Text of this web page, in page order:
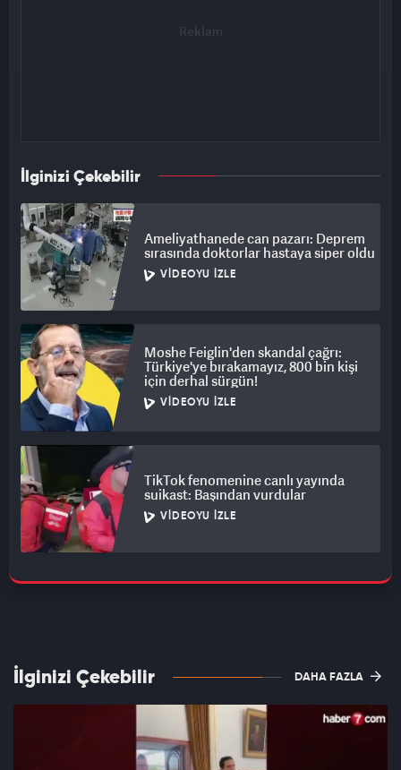
İlginizi Çekebilir
Ameliyathanede can pazarı: Deprem
sırasında doktorlar hastaya siper oldu
VIDEOYU İZLE
Moshe Feiglin'den skandal çağrı:
Türkiye'ye bırakamayız, 800 bin kişi
için derhal sürgün!
VIDEOYU İZLE
TikTok fenomenine canlı yayında
suikast: Başından vurdular
VIDEOYU İZLE
İlginizi Çekebilir DAHA FAZLA